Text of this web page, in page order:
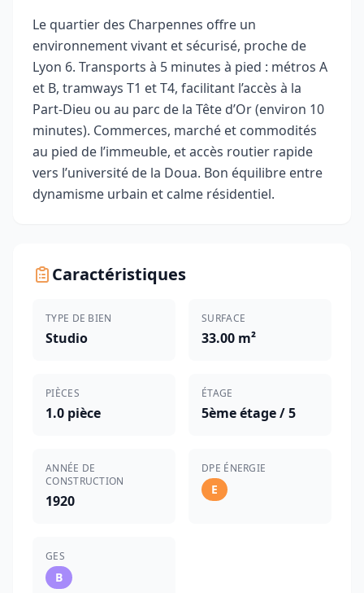
Le quartier des Charpennes offre un
environnement vivant et sécurisé, proche de
Lyon 6. Transports à 5 minutes à pied : métros A
et B, tramways T1 et T4, facilitant l’accès à la
Part-Dieu ou au parc de la Tête d’Or (environ 10
minutes). Commerces, marché et commodités
au pied de l’immeuble, et accès routier rapide
vers l’université de la Doua. Bon équilibre entre
dynamisme urbain et calme résidentiel.
Caractéristiques
TYPE DE BIEN
Studio
SURFACE
33.00 m²
PIÈCES
1.0 pièce
ÉTAGE
5ème étage / 5
ANNÉE DE
CONSTRUCTION
1920
DPE ÉNERGIE
E
GES
B